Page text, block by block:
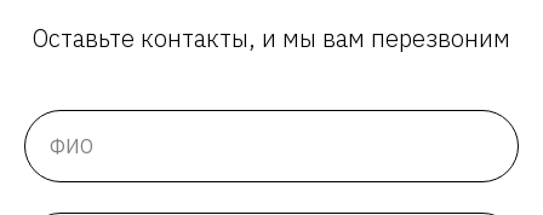
Оставьте контакты, и мы вам перезвоним